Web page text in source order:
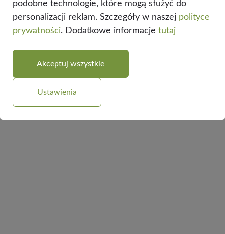
podobne technologie, które mogą służyć do
personalizacji reklam. Szczegóły w naszej polityce
prywatności. Dodatkowe informacje tutaj
Akceptuj wszystkie
Ustawienia